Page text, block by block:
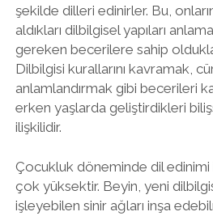
şekilde dilleri edinirler. Bu,
aldıkları dilbilgisel yapıları
gereken becerilere sahip
Dilbilgisi kurallarını kavramak,
anlamlandırmak gibi becerileri
erken yaşlarda geliştirdikleri
ilişkilidir.
Çocukluk döneminde dil
çok yüksektir. Beyin, yeni
işleyebilen sinir ağları inşa